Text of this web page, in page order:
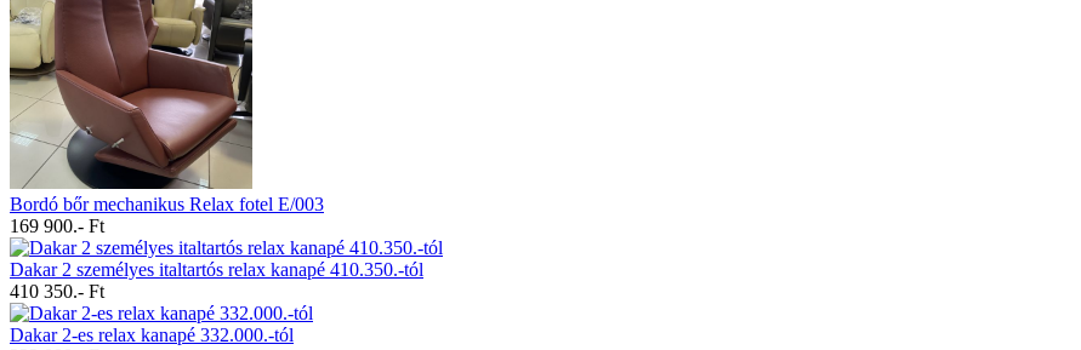
Bordó bőr mechanikus Relax fotel E/003
169 900.- Ft
Dakar 2 személyes italtartós relax kanapé 410.350.-tól
410 350.- Ft
Dakar 2-es relax kanapé 332.000.-tól